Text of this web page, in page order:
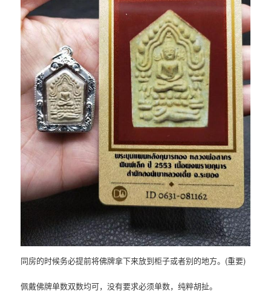
同房的时候务必提前将佛牌拿下来放到柜子或者别的地方。(重要)
佩戴佛牌单数双数均可，没有要求必须单数，纯粹胡扯。